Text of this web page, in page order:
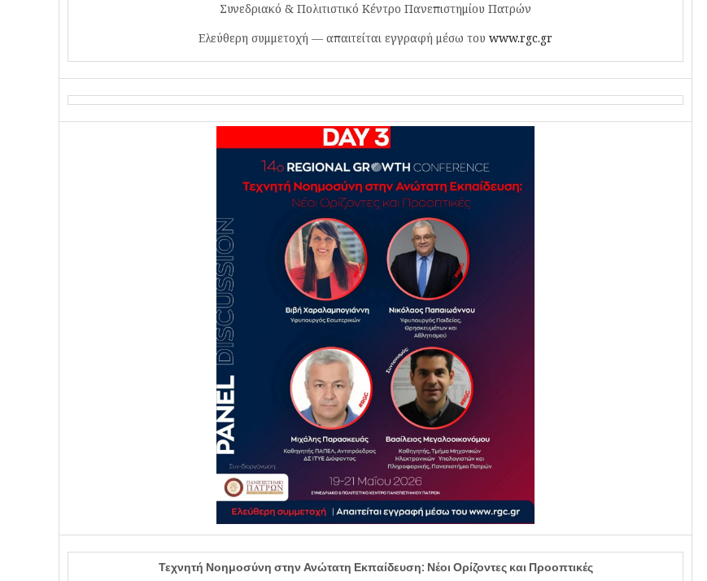
Συνεδριακό & Πολιτιστικό Κέντρο Πανεπιστημίου Πατρών
Ελεύθερη συμμετοχή — απαιτείται εγγραφή μέσω του www.rgc.gr
Τεχνητή Νοημοσύνη στην Ανώτατη Εκπαίδευση: Νέοι Ορίζοντες και Προοπτικές